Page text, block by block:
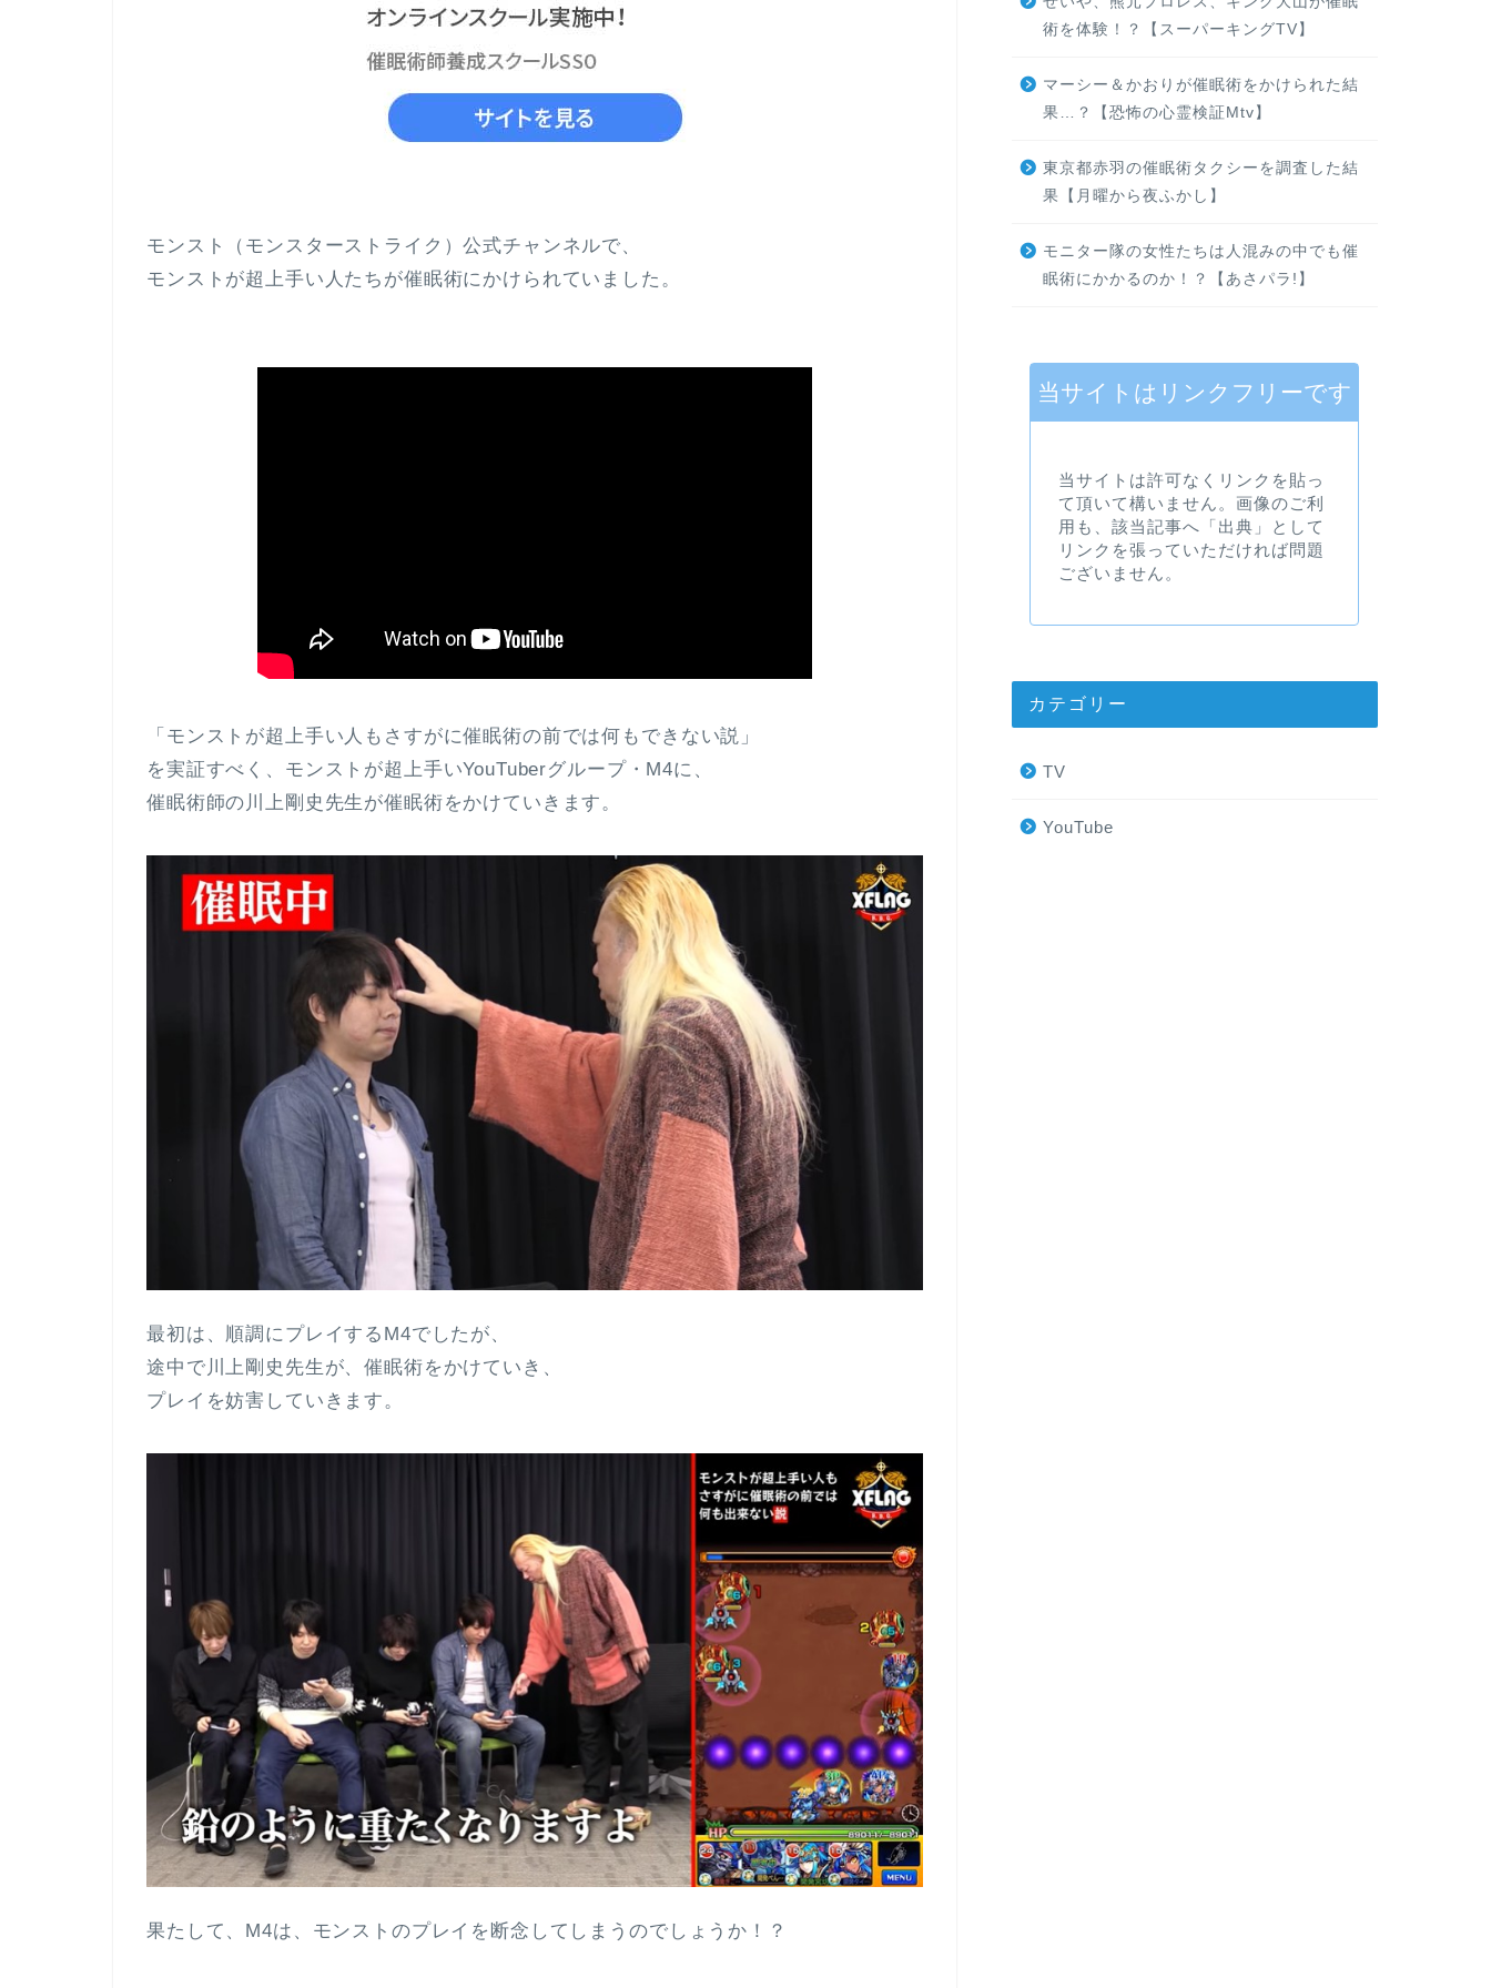
モンスト（モンスターストライク）公式チャンネルで、
モンストが超上手い人たちが催眠術にかけられていました。
「モンストが超上手い人もさすがに催眠術の前では何もできない説」
を実証すべく、モンストが超上手いYouTuberグループ・M4に、
催眠術師の川上剛史先生が催眠術をかけていきます。
最初は、順調にプレイするM4でしたが、
途中で川上剛史先生が、催眠術をかけていき、
プレイを妨害していきます。
果たして、M4は、モンストのプレイを断念してしまうのでしょうか！？
術を体験！？【スーパーキングTV】
マーシー＆かおりが催眠術をかけられた結
果…？【恐怖の心霊検証Mtv】
東京都赤羽の催眠術タクシーを調査した結
果【月曜から夜ふかし】
モニター隊の女性たちは人混みの中でも催
眠術にかかるのか！？【あさパラ!】
当サイトはリンクフリーです
当サイトは許可なくリンクを貼っ
て頂いて構いません。画像のご利
用も、該当記事へ「出典」として
リンクを張っていただければ問題
ございません。
カテゴリー
TV
YouTube